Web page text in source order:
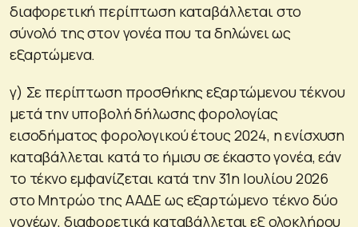
διαφορετική περίπτωση καταβάλλεται στο
σύνολό της στον γονέα που τα δηλώνει ως
εξαρτώμενα.
γ) Σε περίπτωση προσθήκης εξαρτώμενου τέκνου
μετά την υποβολή δήλωσης φορολογίας
εισοδήματος φορολογικού έτους 2024, η ενίσχυση
καταβάλλεται κατά το ήμισυ σε έκαστο γονέα, εάν
το τέκνο εμφανίζεται κατά την 31η Ιουλίου 2026
στο Μητρώο της ΑΑΔΕ ως εξαρτώμενο τέκνο δύο
γονέων, διαφορετικά καταβάλλεται εξ ολοκλήρου